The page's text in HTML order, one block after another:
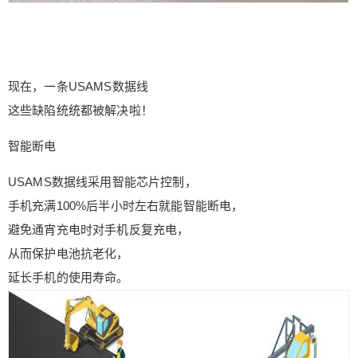
现在，一条USAMS数据线
这些缺陷统统都被解决啦！
智能断电
USAMS数据线采用智能芯片控制，
手机充满100%后半小时左右就能智能断电，
避免通宵充电时对手机反复充电，
从而保护电池抗老化，
延长手机的使用寿命。